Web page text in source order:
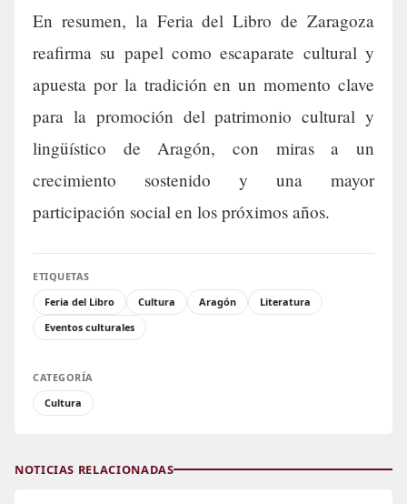
En resumen, la Feria del Libro de Zaragoza
reafirma su papel como escaparate cultural y
apuesta por la tradición en un momento clave
para la promoción del patrimonio cultural y
lingüístico de Aragón, con miras a un
crecimiento sostenido y una mayor
participación social en los próximos años.
ETIQUETAS
Feria del Libro
Cultura Aragón
Literatura
Eventos culturales
CATEGORÍA
Cultura
NOTICIAS RELACIONADAS